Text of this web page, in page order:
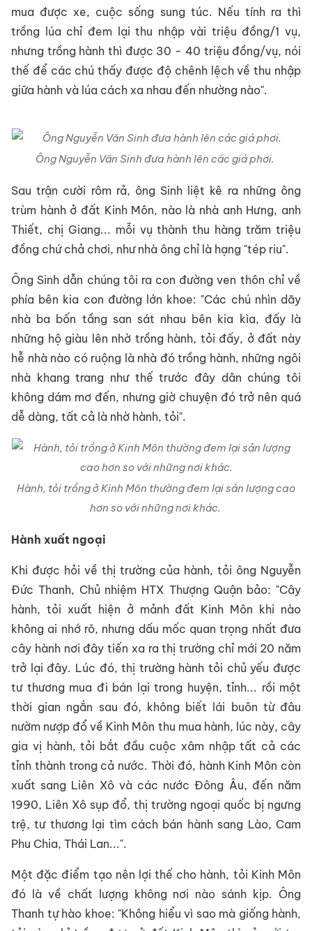
mua được xe, cuộc sống sung túc. Nếu tính ra thì
trồng lúa chỉ đem lại thu nhập vài triệu đồng/1 vụ,
nhưng trồng hành thì được 30 - 40 triệu đồng/vụ, nói
thế để các chú thấy được độ chênh lệch về thu nhập
giữa hành và lúa cách xa nhau đến nhường nào".
Ông Nguyễn Văn Sinh đưa hành lên các giá phơi.
Sau trận cười rôm rả, ông Sinh liệt kê ra những ông
trùm hành ở đất Kinh Môn, nào là nhà anh Hưng, anh
Thiết, chị Giang... mỗi vụ thành thu hàng trăm triệu
đồng chứ chả chơi, như nhà ông chỉ là hạng "tép riu".
Ông Sinh dẫn chúng tôi ra con đường ven thôn chỉ về
phía bên kia con đường lớn khoe: "Các chú nhìn dãy
nhà ba bốn tầng san sát nhau bên kia kìa, đấy là
những hộ giàu lên nhờ trồng hành, tỏi đấy, ở đất này
hễ nhà nào có ruộng là nhà đó trồng hành, những ngôi
nhà khang trang như thế trước đây dân chúng tôi
không dám mơ đến, nhưng giờ chuyện đó trở nên quá
dễ dàng, tất cả là nhờ hành, tỏi".
Hành, tỏi trồng ở Kinh Môn thường đem lại sản lượng cao
hơn so với những nơi khác.
Hành xuất ngoại
Khi được hỏi về thị trường của hành, tỏi ông Nguyễn
Đức Thanh, Chủ nhiệm HTX Thượng Quận bảo: "Cây
hành, tỏi xuất hiện ở mảnh đất Kinh Môn khi nào
không ai nhớ rõ, nhưng dấu mốc quan trọng nhất đưa
cây hành nơi đây tiến xa ra thị trường chỉ mới 20 năm
trở lại đây. Lúc đó, thị trường hành tỏi chủ yếu được
tư thương mua đi bán lại trong huyện, tỉnh... rồi một
thời gian ngắn sau đó, không biết lái buôn từ đâu
nườm nượp đổ về Kinh Môn thu mua hành, lúc này, cây
gia vị hành, tỏi bắt đầu cuộc xâm nhập tất cả các
tỉnh thành trong cả nước. Thời đó, hành Kinh Môn còn
xuất sang Liên Xô và các nước Đông Âu, đến năm
1990, Liên Xô sụp đổ, thị trường ngoại quốc bị ngưng
trệ, tư thương lại tìm cách bán hành sang Lào, Cam
Phu Chia, Thái Lan...".
Một đặc điểm tạo nên lợi thế cho hành, tỏi Kinh Môn
đó là về chất lượng không nơi nào sánh kịp. Ông
Thanh tự hào khoe: "Không hiểu vì sao mà giống hành,